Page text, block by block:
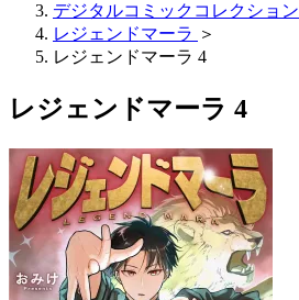
デジタルコミックコレクション
レジェンドマーラ ＞
レジェンドマーラ 4
レジェンドマーラ 4